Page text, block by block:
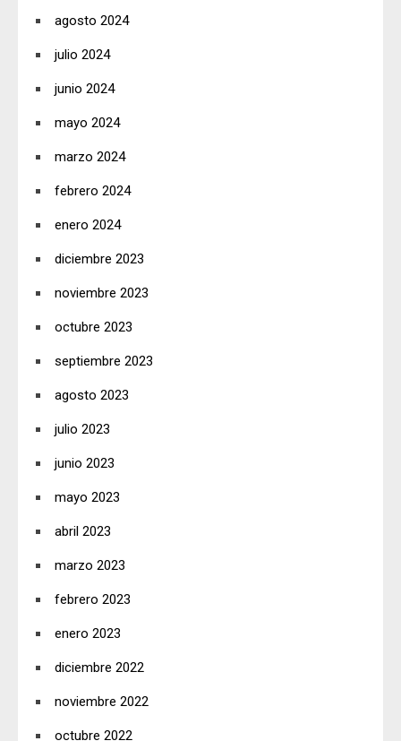
agosto 2024
julio 2024
junio 2024
mayo 2024
marzo 2024
febrero 2024
enero 2024
diciembre 2023
noviembre 2023
octubre 2023
septiembre 2023
agosto 2023
julio 2023
junio 2023
mayo 2023
abril 2023
marzo 2023
febrero 2023
enero 2023
diciembre 2022
noviembre 2022
octubre 2022